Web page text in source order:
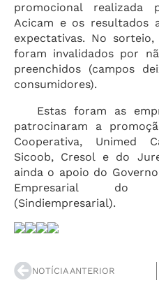
promocional
Acicam e os resultados
expectativas. No
foram invalidados por
preenchidos (campos
consumidores).
Estas foram as
patrocinaram a
Cooperativa, Unimed
Sicoob, Cresol e do
ainda o apoio do
Empresarial do
(Sindiempresarial).
NOTÍCIA ANTERIOR